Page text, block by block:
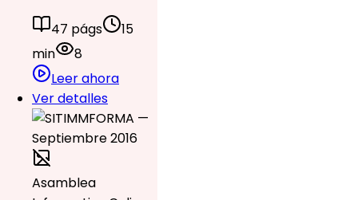
47 págs
15
min
8
Leer ahora
Ver detalles
Asamblea